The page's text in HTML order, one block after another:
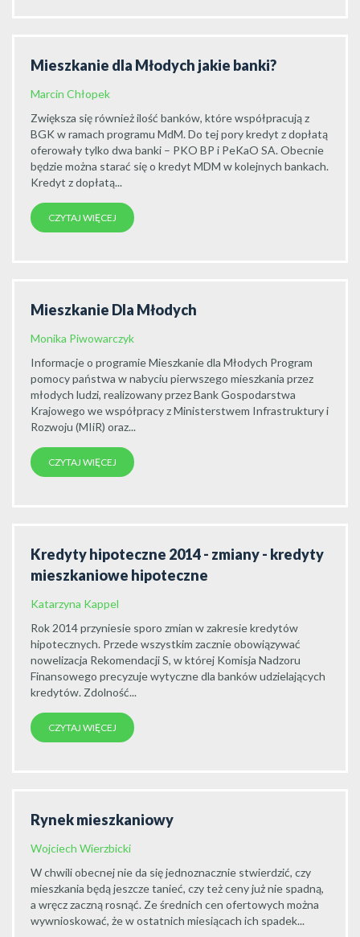
Mieszkanie dla Młodych jakie banki?
Marcin Chłopek
Zwiększa się również ilość banków, które współpracują z
BGK w ramach programu MdM. Do tej pory kredyt z dopłatą
oferowały tylko dwa banki – PKO BP i PeKaO SA. Obecnie
będzie można starać się o kredyt MDM w kolejnych bankach.
Kredyt z dopłatą...
CZYTAJ WIĘCEJ
Mieszkanie Dla Młodych
Monika Piwowarczyk
Informacje o programie Mieszkanie dla Młodych Program
pomocy państwa w nabyciu pierwszego mieszkania przez
młodych ludzi, realizowany przez Bank Gospodarstwa
Krajowego we współpracy z Ministerstwem Infrastruktury i
Rozwoju (MIiR) oraz...
CZYTAJ WIĘCEJ
Kredyty hipoteczne 2014 - zmiany - kredyty
mieszkaniowe hipoteczne
Katarzyna Kappel
Rok 2014 przyniesie sporo zmian w zakresie kredytów
hipotecznych. Przede wszystkim zacznie obowiązywać
nowelizacja Rekomendacji S, w której Komisja Nadzoru
Finansowego precyzuje wytyczne dla banków udzielających
kredytów. Zdolność...
CZYTAJ WIĘCEJ
Rynek mieszkaniowy
Wojciech Wierzbicki
W chwili obecnej nie da się jednoznacznie stwierdzić, czy
mieszkania będą jeszcze tanieć, czy też ceny już nie spadną,
a wręcz zaczną rosnąć. Ze średnich cen ofertowych można
wywnioskować, że w ostatnich miesiącach ich spadek...